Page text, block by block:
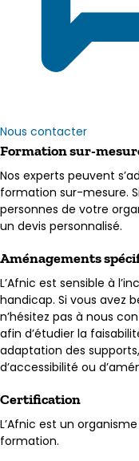
Nous contacter
Formation sur-
Nos experts peuvent
formation sur-mesure.
personnes de votre
un devis personnalisé.
Aménagements
L’Afnic est sensible à
handicap. Si vous avez
n’hésitez pas à nous
afin d’étudier la
adaptation des
d’accessibilité ou
Certification
L’Afnic est un
formation.